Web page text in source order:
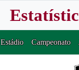
Estádio Campeonato